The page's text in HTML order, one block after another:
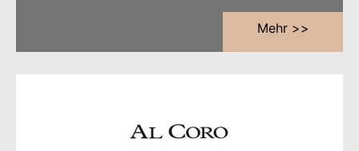
Mehr >>